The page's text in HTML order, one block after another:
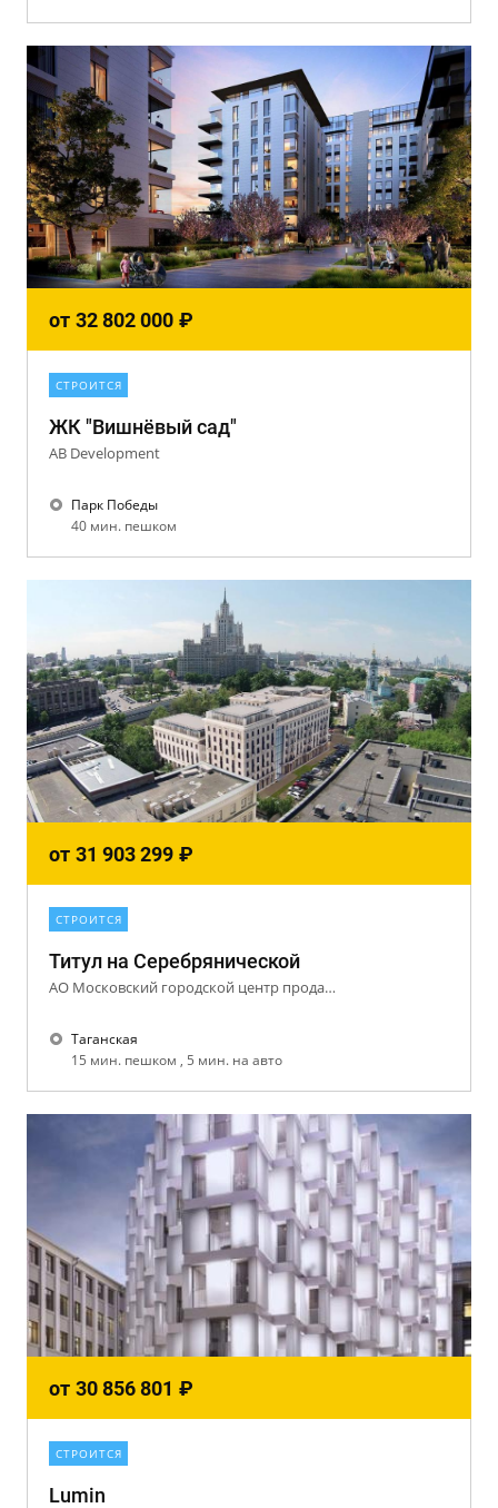
от 32 802 000 ₽
СТРОИТСЯ
ЖК "Вишнёвый сад"
AB Development
Парк Победы
40 мин. пешком
от 31 903 299 ₽
СТРОИТСЯ
Титул на Серебрянической
АО Московский городской центр продажи недвижимости (Центр-Инвест)
Таганская
15 мин. пешком , 5 мин. на авто
от 30 856 801 ₽
СТРОИТСЯ
Lumin